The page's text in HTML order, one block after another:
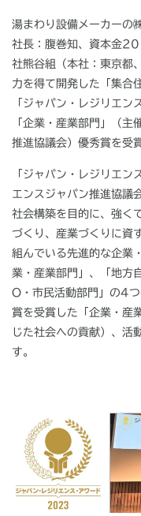
湯まわり設備メーカーの
社長：腹巻知、資本金
社熊谷組（本社：東京都
力を得て開発した「集合
「ジャパン・レジリエン
「企業・産業部門」（主
推進協議会）優秀賞を受
「ジャパン・レジリエン
エンスジャパン推進協議
社会構築を目的に、強く
づくり、産業づくりに資
組んでいる先進的な企業
業・産業部門」、「地方
O ・市民活動部門」の4
賞を受賞した「企業・産
じた社会への貢献）、活
す。